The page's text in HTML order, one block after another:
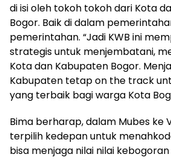
di isi oleh tokoh tokoh dari Kota
Bogor. Baik di dalam
pemerintahan. “Jadi KWB ini
strategis untuk menjembatani,
Kota dan Kabupaten Bogor.
Kabupaten tetap on the track
yang terbaik bagi warga Kota
Bima berharap, dalam Mubes ke
terpilih kedepan untuk
bisa menjaga nilai nilai